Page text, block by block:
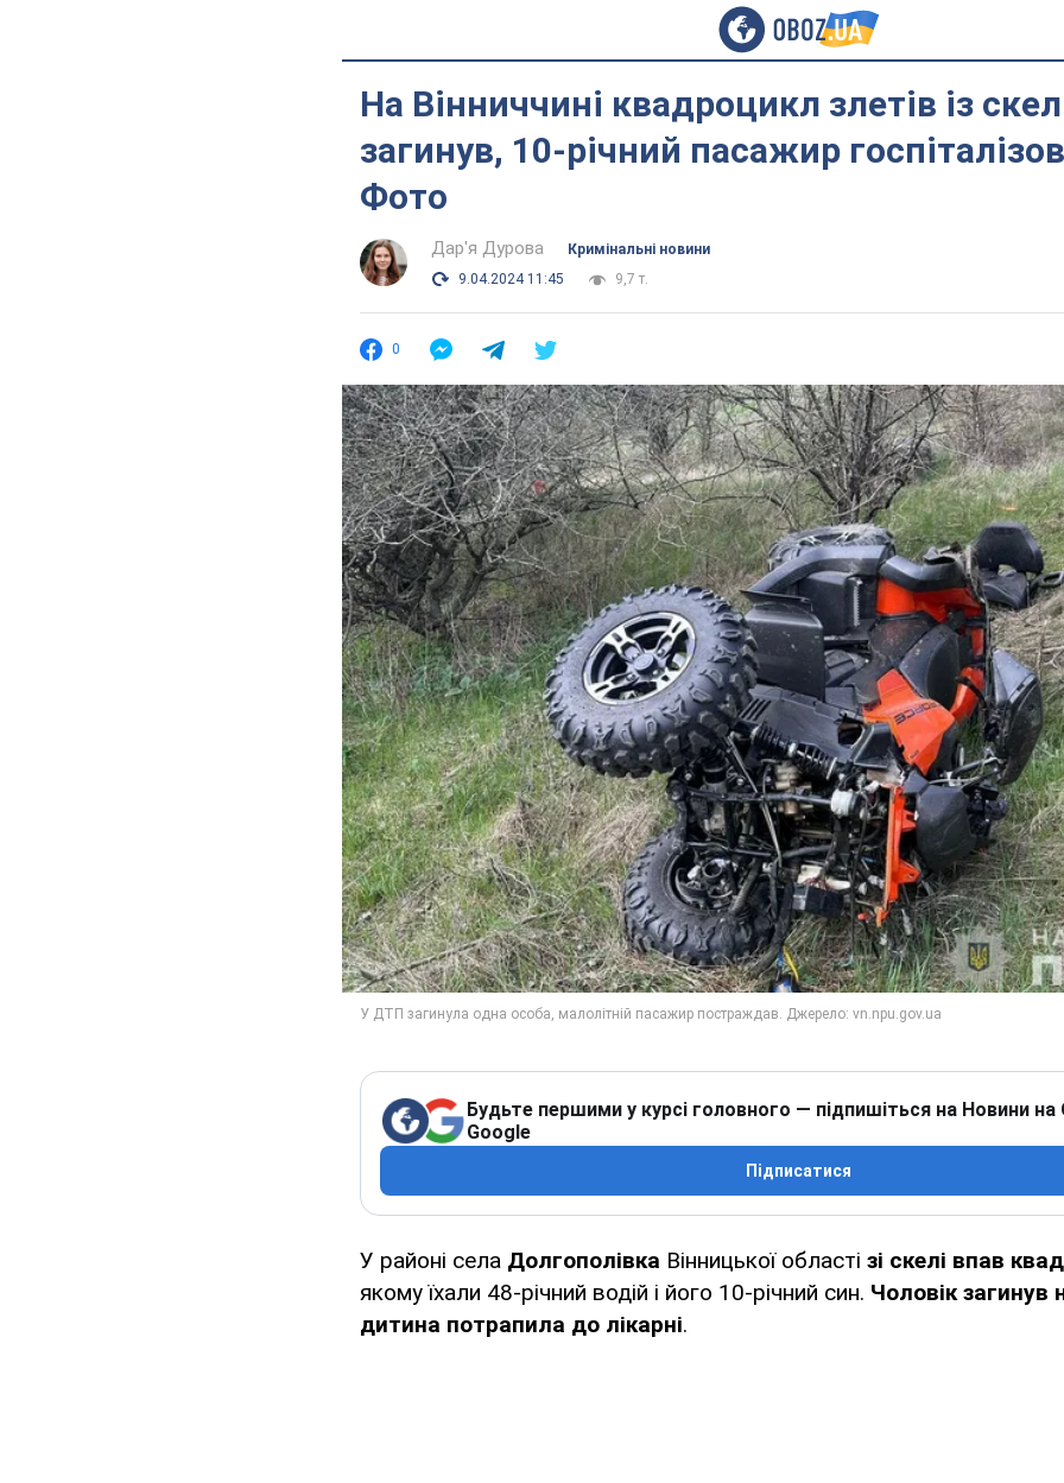
На Вінниччині квадроцикл злетів із
загинув, 10-річний пасажир
Фото
Дар'я Дурова
Кримінальні новини
9.04.2024 11:45
9,7 т.
0
Будьте першими у курсі головного — підпишіться на Новини на
Google
Підписатися
У районі села Долгополівка Вінницької області зі скелі впав
якому їхали 48-річний водій і його 10-річний син. Чоловік загинув
дитина потрапила до лікарні.